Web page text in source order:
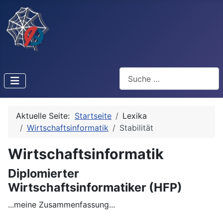
Aktuelle Seite: Startseite
Lexika
Wirtschaftsinformatik
Stabilität
Wirtschaftsinformatik
Diplomierter
Wirtschaftsinformatiker (HFP)
...meine Zusammenfassung...